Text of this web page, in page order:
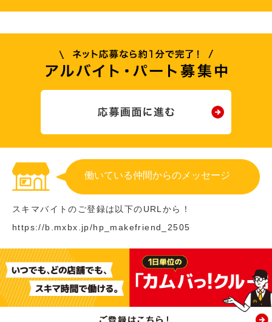
働いている仲間からのメッセージ
スキマバイトのご登録は以下のURLから！
https://b.mxbx.jp/hp_makefriend_2505